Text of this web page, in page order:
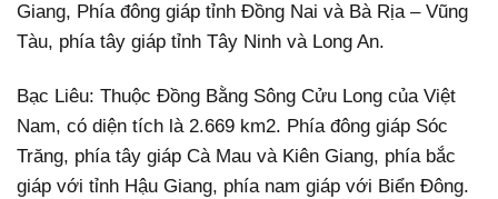
Giang, Phía đông giáp tỉnh Đồng Nai và Bà Rịa – Vũng
Tàu, phía tây giáp tỉnh Tây Ninh và Long An.
Bạc Liêu: Thuộc Đồng Bằng Sông Cửu Long của Việt
Nam, có diện tích là 2.669 km2. Phía đông giáp Sóc
Trăng, phía tây giáp Cà Mau và Kiên Giang, phía bắc
giáp với tỉnh Hậu Giang, phía nam giáp với Biển Đông.